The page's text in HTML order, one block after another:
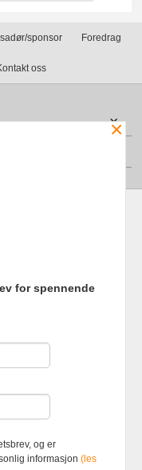
sponsor Foredrag
oss
og personvern
og
til å
som
×
for spennende
og er
informasjon(les